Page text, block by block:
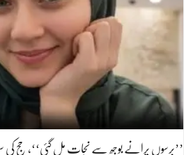
’’برسوں پرانے بوجھ سے نجات مل گئی‘‘، حج